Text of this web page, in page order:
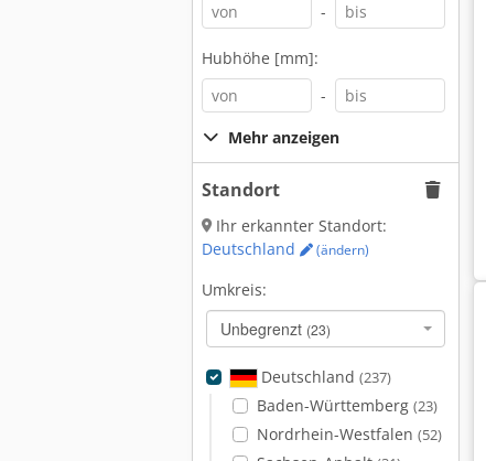
-
Hubhöhe [mm]:
-
Mehr anzeigen
Standort
Ihr erkannter Standort:
Deutschland
(ändern)
Umkreis:
Unbegrenzt (23)
Deutschland (237)
Baden-Württemberg (23)
Nordrhein-Westfalen (52)